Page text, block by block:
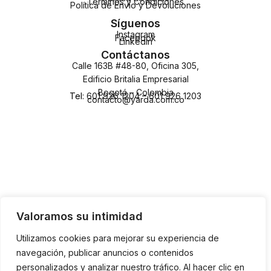
Valoramos su intimidad
Utilizamos cookies para mejorar su experiencia de
navegación, publicar anuncios o contenidos
personalizados y analizar nuestro tráfico. Al hacer clic en
Política de Envío y Devoluciones
Síguenos
Instagram
Facebook
LinkedIn
Contáctanos
Calle 163B #48-80, Oficina 305,
Edificio Britalia Empresarial
Bogotá – Colombia
Tel: 601 926 1204–601 926 1203
contacto@yarda.com.co